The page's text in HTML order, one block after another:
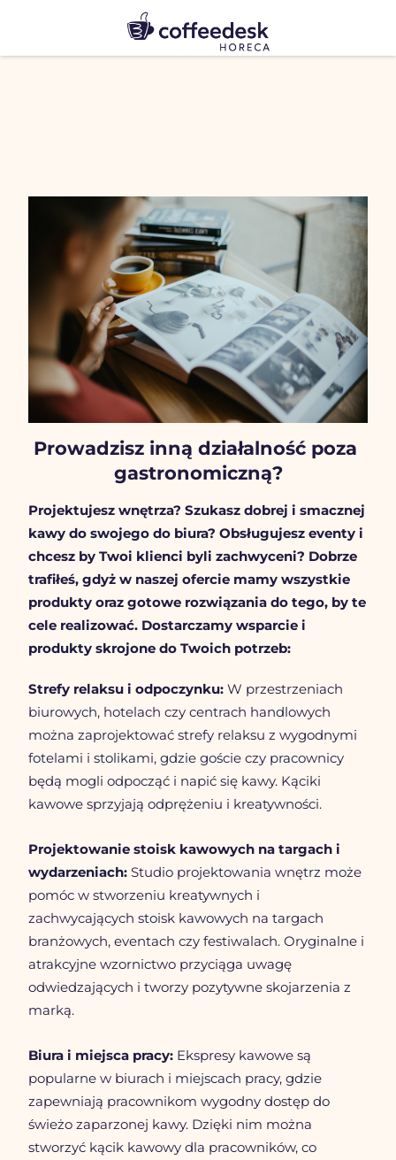
Prowadzisz inną działalność poza
gastronomiczną?
Projektujesz wnętrza? Szukasz dobrej i smacznej
kawy do swojego do biura? Obsługujesz eventy i
chcesz by Twoi klienci byli zachwyceni? Dobrze
trafiłeś, gdyż w naszej ofercie mamy wszystkie
produkty oraz gotowe rozwiązania do tego, by te
cele realizować. Dostarczamy wsparcie i
produkty skrojone do Twoich potrzeb:
Strefy relaksu i odpoczynku: W przestrzeniach
biurowych, hotelach czy centrach handlowych
można zaprojektować strefy relaksu z wygodnymi
fotelami i stolikami, gdzie goście czy pracownicy
będą mogli odpocząć i napić się kawy. Kąciki
kawowe sprzyjają odprężeniu i kreatywności.
Projektowanie stoisk kawowych na targach i
wydarzeniach: Studio projektowania wnętrz może
pomóc w stworzeniu kreatywnych i
zachwycających stoisk kawowych na targach
branżowych, eventach czy festiwalach. Oryginalne i
atrakcyjne wzornictwo przyciąga uwagę
odwiedzających i tworzy pozytywne skojarzenia z
marką.
Biura i miejsca pracy: Ekspresy kawowe są
popularne w biurach i miejscach pracy, gdzie
zapewniają pracownikom wygodny dostęp do
świeżo zaparzonej kawy. Dzięki nim można
stworzyć kącik kawowy dla pracowników, co